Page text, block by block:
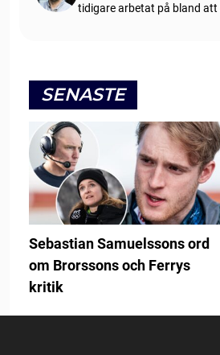
tidigare arbetat på bland att
SENASTE
Sebastian Samuelssons ord
om Brorssons och Ferrys
kritik